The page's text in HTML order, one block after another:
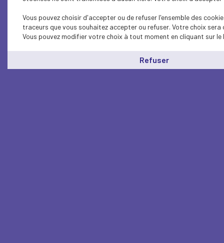
Vous pouvez choisir d'accepter ou de refuser l'ensemble des
traceurs que vous souhaitez accepter ou refuser. Votre choix
Vous pouvez modifier votre choix à tout moment en cliquant sur le
Refuser